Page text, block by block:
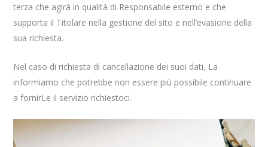
terza che agirà in qualità di Responsabile esterno e che
supporta il Titolare nella gestione del sito e nell’evasione della
sua richiesta.
Nel caso di richiesta di cancellazione dei suoi dati, La
informiamo che potrebbe non essere più possibile continuare
a fornirLe il servizio richiestoci.